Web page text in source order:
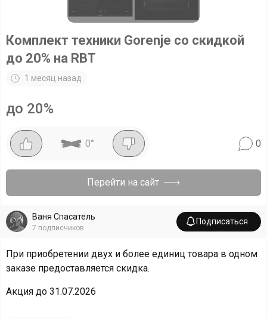
Комплект техники Gorenje со скидкой
до 20% на RBT
1 месяц назад
до 20%
0° 0
Перейти на сайт
Ваня Спасатель
7 подписчиков
Подписаться
При приобретении двух и более единиц товара в одном
заказе предоставляется скидка.
Акция до 31.07.2026